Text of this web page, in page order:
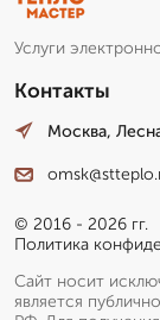
Услуги
Контакты
Москва,
© 2016 - 2026 гг.
Политика
Сайт носит
является